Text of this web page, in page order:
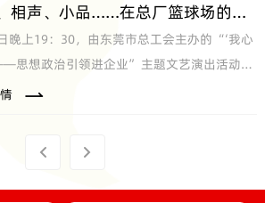
歌曲、相声、小品……在总厂篮球场的这场文化盛宴你来看了吗？
晚上19：30，由东莞市总工会主办的“‘我心
思想政治引领进企业”主题文艺演出活动走
。